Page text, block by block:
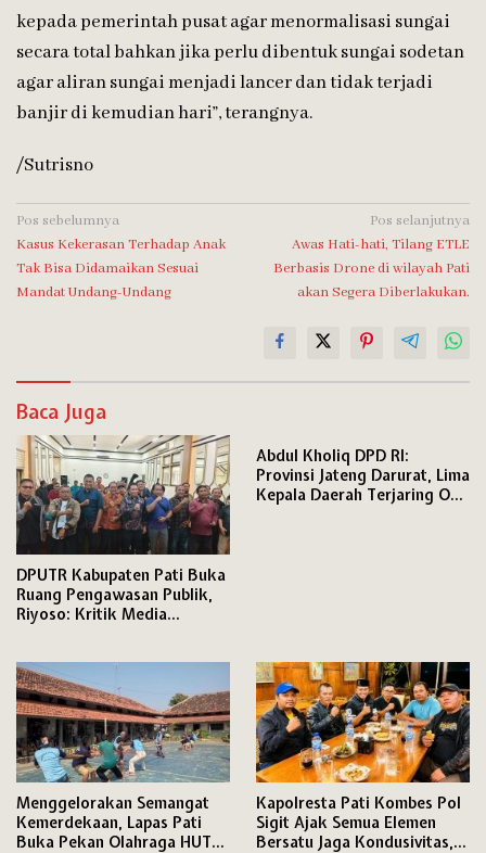
kepada pemerintah pusat agar menormalisasi sungai
secara total bahkan jika perlu dibentuk sungai sodetan
agar aliran sungai menjadi lancer dan tidak terjadi
banjir di kemudian hari”, terangnya.
/Sutrisno
Navigasi
pos
Pos sebelumnya
Kasus Kekerasan Terhadap Anak
Tak Bisa Didamaikan Sesuai
Mandat Undang-Undang
Pos selanjutnya
Awas Hati-hati, Tilang ETLE
Berbasis Drone di wilayah Pati
akan Segera Diberlakukan.
Baca Juga
DPUTR Kabupaten Pati Buka
Ruang Pengawasan Publik,
Riyoso: Kritik Media
Abdul Kholiq DPD RI:
Provinsi Jateng Darurat, Lima
Kepala Daerah Terjaring OTT
Menggelorakan Semangat
Kemerdekaan, Lapas Pati
Buka Pekan Olahraga HUT
Kapolresta Pati Kombes Pol
Sigit Ajak Semua Elemen
Bersatu Jaga Kondusivitas,